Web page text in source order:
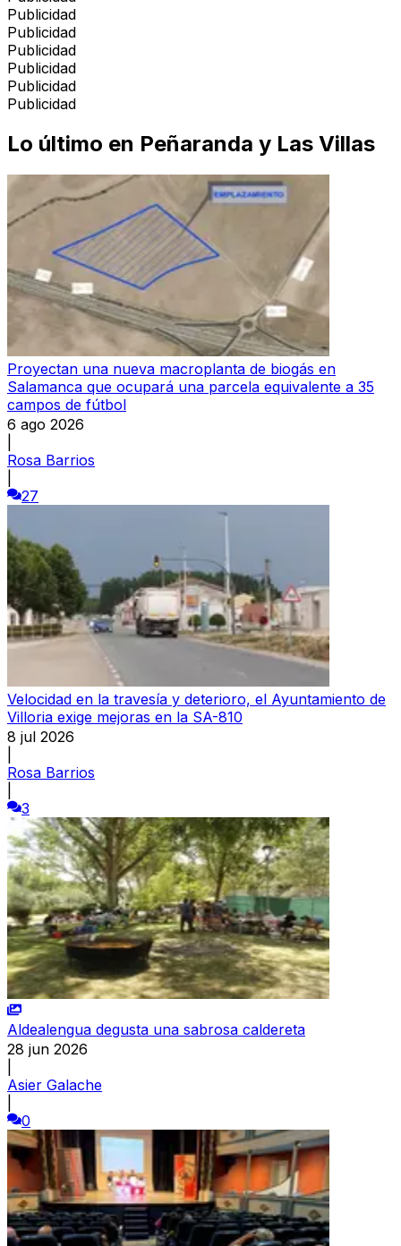
Publicidad
Publicidad
Publicidad
Publicidad
Publicidad
Publicidad
Lo último en Peñaranda y Las Villas
Proyectan una nueva macroplanta de biogás en
Salamanca que ocupará una parcela equivalente a 35
campos de fútbol
6 ago 2026
Rosa Barrios
27
Velocidad en la travesía y deterioro, el Ayuntamiento de
Villoria exige mejoras en la SA-810
8 jul 2026
Rosa Barrios
3
Aldealengua degusta una sabrosa caldereta
28 jun 2026
Asier Galache
0